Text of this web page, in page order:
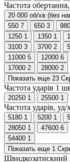
Частота
20 000 об/хв (без
550 7 650 3 980
1250 1 1350 1
3100 3 3700 2
11000 5 12000 6
17000 2 28000 2
Показать еще 23
Частота ударів 1
20250 1 25500 1
Частота ударів, уд/
5180 1 5200 1
28050 1 47600 6
54400 1
Показать еще 1
Швидкозатискний